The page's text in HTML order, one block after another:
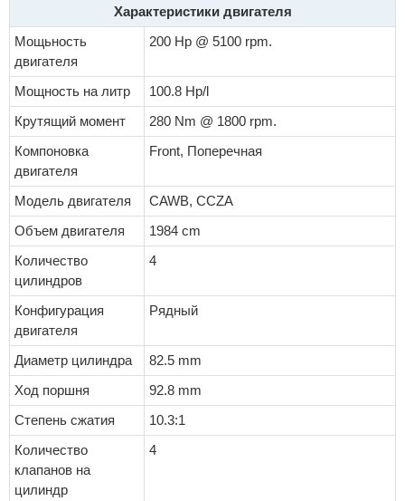
Характеристики двигателя
Мощьность
двигателя
200 Hp @ 5100 rpm.
Мощность на литр
100.8 Hp/l
Крутящий момент
280 Nm @ 1800 rpm.
Компоновка
двигателя
Front, Поперечная
Модель двигателя
CAWB, CCZA
Объем двигателя
1984 cm
Количество
цилиндров
4
Конфигурация
двигателя
Рядный
Диаметр цилиндра
82.5 mm
Ход поршня
92.8 mm
Степень сжатия
10.3:1
Количество
клапанов на
цилиндр
4